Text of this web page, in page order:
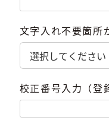
文字入れ不要箇所
校正番号入力（登